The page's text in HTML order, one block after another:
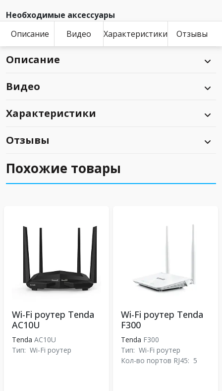
Необходимые аксессуары
Описание
Видео Характеристики Отзывы
Описание
Видео
Характеристики
Отзывы
Похожие товары
Wi-Fi роутер Tenda
AC10U
Tenda AC10U
Тип: Wi-Fi роутер
Wi-Fi роутер Tenda
F300
Tenda F300
Тип: Wi-Fi роутер
Кол-во портов RJ45: 5